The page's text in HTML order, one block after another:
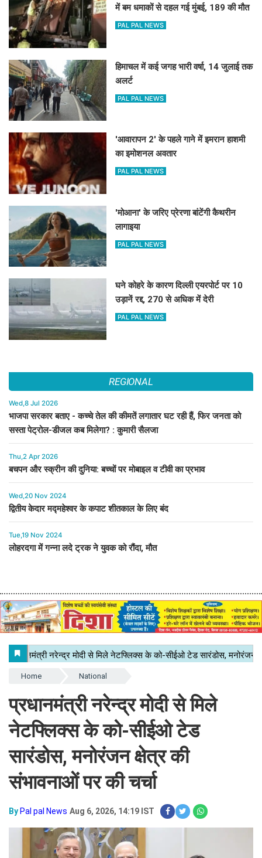
में बम धमाकों से दहल गई मुंबई, 189 की मौत
PAL PAL NEWS
हिमाचल में कई जगह भारी वर्षा, 14 जुलाई तक
अलर्ट
PAL PAL NEWS
'आवारापन 2' के पहले गाने में इमरान हाशमी
का इमोशनल अवतार
PAL PAL NEWS
'मोआना' के जरिए प्रेरणा बांटेंगी कैथरीन
लागाइया
PAL PAL NEWS
घने कोहरे के कारण दिल्ली एयरपोर्ट पर 10
उड़ानें रद्द, 270 से अधिक में देरी
PAL PAL NEWS
REGIONAL
Wed,8 Jul 2026
भाजपा सरकार बताए - कच्चे तेल की कीमतें लगातार घट रही हैं, फिर जनता को
सस्ता पेट्रोल-डीजल कब मिलेगा? : कुमारी सैलजा
Thu,2 Apr 2026
बचपन और स्क्रीन की दुनिया: बच्चों पर मोबाइल व टीवी का प्रभाव
Wed,20 Nov 2024
द्वितीय केदार मद्महेश्वर के कपाट शीतकाल के लिए बंद
Tue,19 Nov 2024
लोहरदगा में गन्ना लदे ट्रक ने युवक को रौंदा, मौत
Home National
प्रधानमंत्री नरेन्द्र मोदी से मिले
नेटफ्लिक्स के को-सीईओ टेड
सारंडोस, मनोरंजन क्षेत्र की
संभावनाओं पर की चर्चा
By Pal pal News Aug 6, 2026, 14:19 IST